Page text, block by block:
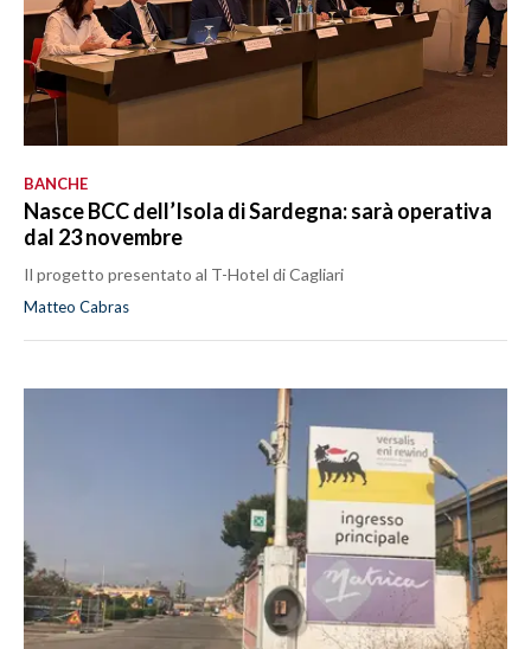
BANCHE
Nasce BCC dell’Isola di Sardegna: sarà operativa
dal 23 novembre
Il progetto presentato al T-Hotel di Cagliari
Matteo Cabras